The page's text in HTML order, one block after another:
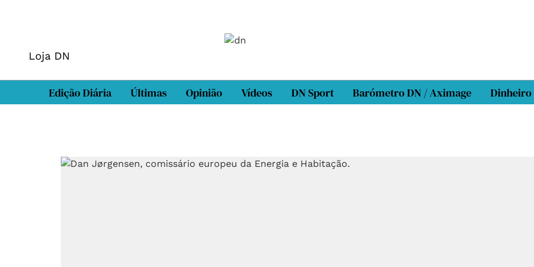
Loja DN
Edição Diária Últimas Opinião Vídeos DN Sport Barómetro DN / Aximage Dinheiro